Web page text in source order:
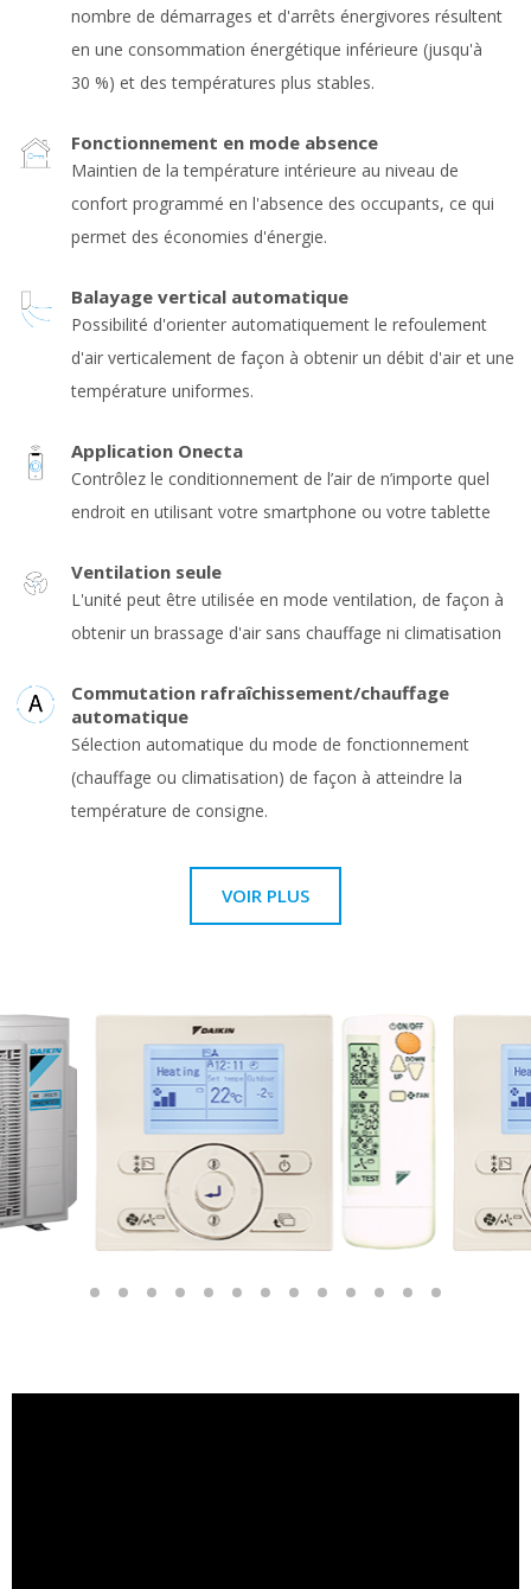
nombre de démarrages et d'arrêts énergivores résultent
en une consommation énergétique inférieure (jusqu'à
30 %) et des températures plus stables.
Fonctionnement en mode absence
Maintien de la température intérieure au niveau de
confort programmé en l'absence des occupants, ce qui
permet des économies d'énergie.
Balayage vertical automatique
Possibilité d'orienter automatiquement le refoulement
d'air verticalement de façon à obtenir un débit d'air et une
température uniformes.
Application Onecta
Contrôlez le conditionnement de l’air de n’importe quel
endroit en utilisant votre smartphone ou votre tablette
Ventilation seule
L'unité peut être utilisée en mode ventilation, de façon à
obtenir un brassage d'air sans chauffage ni climatisation
Commutation rafraîchissement/chauffage
automatique
Sélection automatique du mode de fonctionnement
(chauffage ou climatisation) de façon à atteindre la
température de consigne.
VOIR PLUS